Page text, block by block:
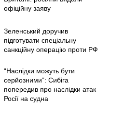
офіційну заяву
Зеленський доручив
підготувати спеціальну
санкційну операцію проти РФ
“Наслідки можуть бути
серйозними”: Сибіга
попередив про наслідки атак
Росії на судна